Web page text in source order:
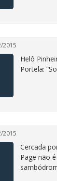
2015
Helô
Portela:
2015
Cercada
Page não